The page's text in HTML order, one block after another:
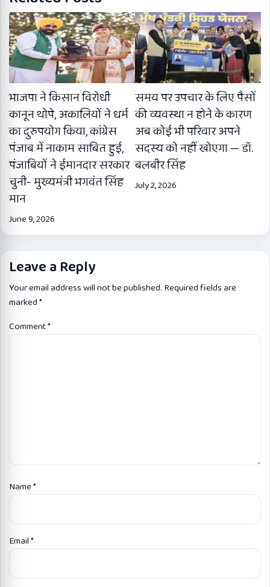
भाजपा ने किसान विरोधी
कानून थोपे, अकालियों ने धर्म
का दुरुपयोग किया, कांग्रेस
पंजाब में नाकाम साबित हुई,
पंजाबियों ने ईमानदार सरकार
चुनी- मुख्यमंत्री भगवंत सिंह
मान
June 9, 2026
समय पर उपचार के लिए पैसों
की व्यवस्था न होने के कारण
अब कोई भी परिवार अपने
सदस्य को नहीं खोएगा — डॉ.
बलबीर सिंह
July 2, 2026
Leave a Reply
Your email address will not be published. Required fields are
marked*
Comment*
Name*
Email*